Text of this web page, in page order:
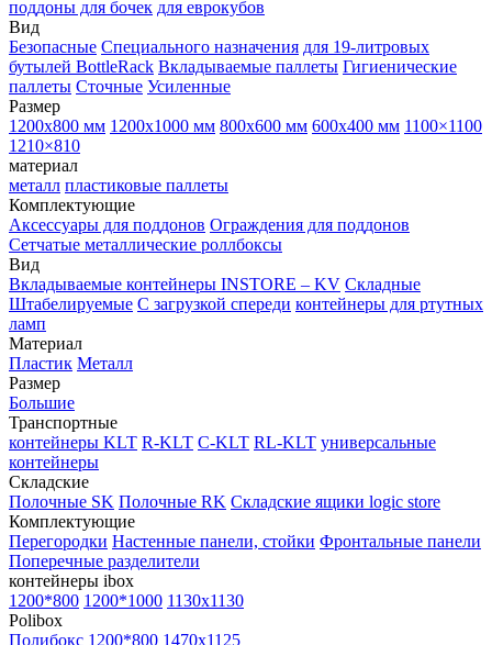
поддоны для бочек для еврокубов
Вид
Безопасные Специального назначения для 19-литровых
бутылей BottleRack Вкладываемые паллеты Гигиенические
паллеты Сточные Усиленные
Размер
1200х800 мм 1200х1000 мм 800х600 мм 600х400 мм 1100×1100
1210×810
материал
металл пластиковые паллеты
Комплектующие
Аксессуары для поддонов Ограждения для поддонов
Сетчатые металлические роллбоксы
Вид
Вкладываемые контейнеры INSTORE – KV Складные
Штабелируемые С загрузкой спереди контейнеры для ртутных
ламп
Материал
Пластик Металл
Размер
Большие
Транспортные
контейнеры KLT R-KLT C-KLT RL-KLT универсальные
контейнеры
Складские
Полочные SK Полочные RK Складские ящики logic store
Комплектующие
Перегородки Настенные панели, стойки Фронтальные панели
Поперечные разделители
контейнеры ibox
1200*800 1200*1000 1130x1130
Polibox
Полибокс 1200*800 1470х1125